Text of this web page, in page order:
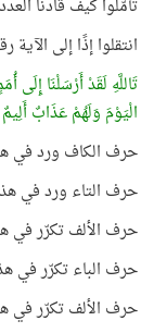
تأمّلوا كيف قادنا العدد
انتقلوا إذًا إلى الآية
تَاللَّهِ لَقَدْ أَرْسَلْنَا
الْيَوْمَ وَلَهُمْ عَذَابٌ أَلِيمٌ
حرف الكاف ورد في
حرف التاء ورد في
حرف الألف تكرّر في هذه
حرف الباء تكرّر في
حرف الألف تكرّر في هذه